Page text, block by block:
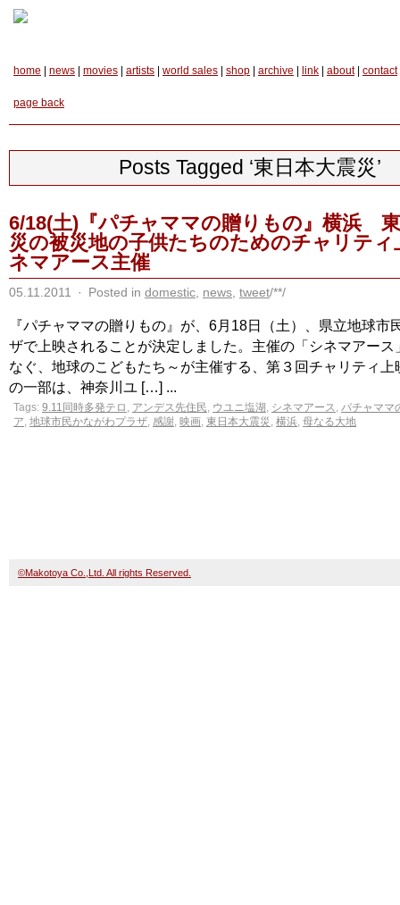
home news movies artists world sales shop archive link about| contact
page back
Posts Tagged ‘東日本大震災’
6/18(土)『パチャママの贈りもの』横浜
災の被災地の子供たちのためのチャリテ
ネマアース主催
05.11.2011 · Posted in domestic news tweet/**/
『パチャママの贈りもの』が、6月18日（土）、県立地球市
ザで上映されることが決定しました。主催の「シネマアース
なぐ、地球のこどもたち～が主催する、第３回チャリティ上
の一部は、神奈川ユ […] ...
Tags: 9.11同時多発テロ , アンデス先住民, ウユニ塩湖 , シネマアース, パチャママ
ア, 地球市民かながわプラザ, 感謝, 映画, 東日本大震災 , 横浜, 母なる大地
©Makotoya Co.,Ltd. All rights Reserved.